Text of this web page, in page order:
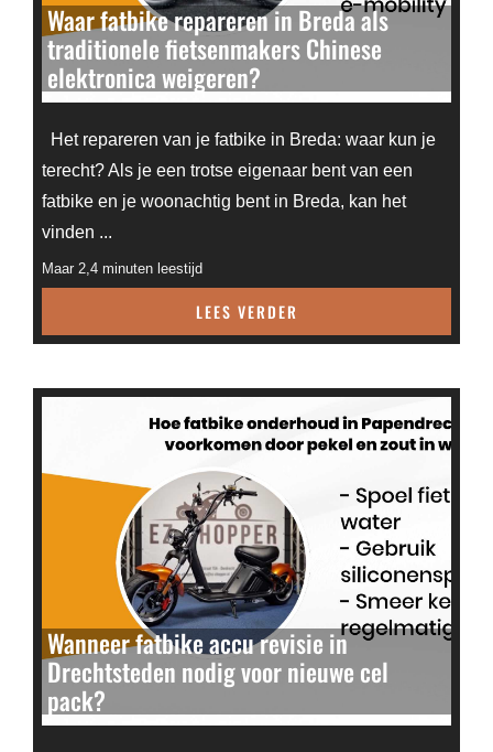
Waar fatbike repareren in Breda als
traditionele fietsenmakers Chinese
elektronica weigeren?
Het repareren van je fatbike in Breda: waar kun je
terecht? Als je een trotse eigenaar bent van een
fatbike en je woonachtig bent in Breda, kan het
vinden ...
Maar 2,4 minuten leestijd
LEES VERDER
Wanneer fatbike accu revisie in
Drechtsteden nodig voor nieuwe cel
pack?